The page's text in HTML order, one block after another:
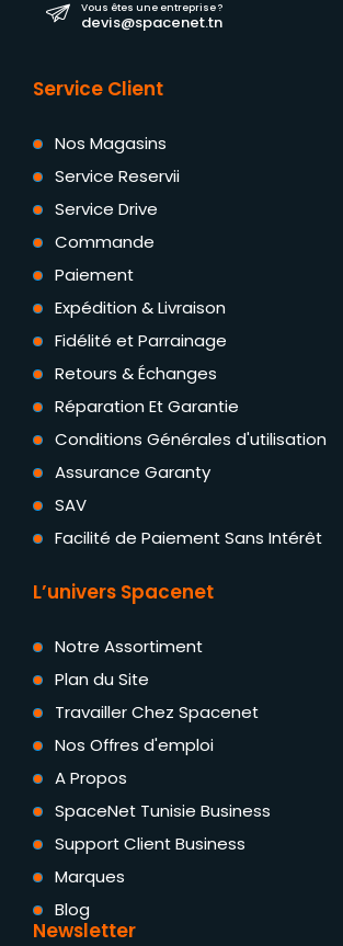
Vous êtes une entreprise ?
devis@spacenet.tn
Service Client
Nos Magasins
Service Reservii
Service Drive
Commande
Paiement
Expédition & Livraison
Fidélité et Parrainage
Retours & Échanges
Réparation Et Garantie
Conditions Générales d'utilisation
Assurance Garanty
SAV
Facilité de Paiement Sans Intérêt
L’univers Spacenet
Notre Assortiment
Plan du Site
Travailler Chez Spacenet
Nos Offres d'emploi
A Propos
SpaceNet Tunisie Business
Support Client Business
Marques
Blog
Newsletter